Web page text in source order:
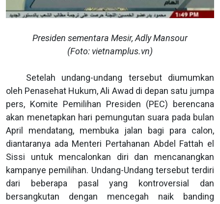
Presiden sementara Mesir, Adly Mansour
(Foto: vietnamplus.vn)
Setelah undang-undang tersebut diumumkan
oleh Penasehat Hukum, Ali Awad di depan satu jumpa
pers, Komite Pemilihan Presiden (PEC) berencana
akan menetapkan hari pemungutan suara pada bulan
April mendatang, membuka jalan bagi para calon,
diantaranya ada Menteri Pertahanan Abdel Fattah el
Sissi untuk mencalonkan diri dan mencanangkan
kampanye pemilihan. Undang-Undang tersebut terdiri
dari beberapa pasal yang kontroversial dan
bersangkutan dengan mencegah naik banding